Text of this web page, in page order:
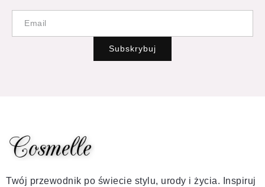
Subskrybuj
Twój przewodnik po świecie stylu, urody i życia. Inspiruj